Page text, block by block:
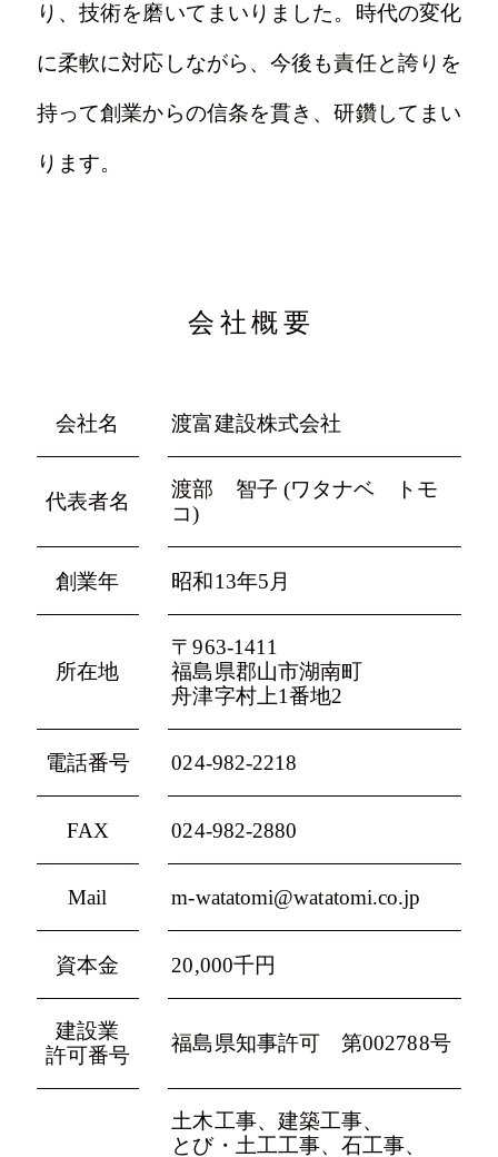
り、技術を磨いてまいりました。時代の変化
に柔軟に対応しながら、今後も責任と誇りを
持って創業からの信条を貫き、研鑽してまい
ります。
会社概要
会社名 渡富建設株式会社
代表者名
渡部 智子 (ワタナベ トモ
コ)
創業年 昭和13年5月
所在地
〒963-1411
福島県郡山市湖南町
舟津字村上1番地2
電話番号 024-982-2218
FAX 024-982-2880
Mail m-watatomi@watatomi.co.jp
資本金 20,000千円
建設業
許可番号
福島県知事許可 第002788号
土木工事、 建築工事、
とび・土工工事、石工事、